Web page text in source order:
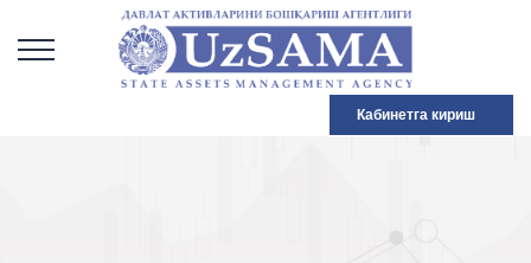
Кабинетга кириш